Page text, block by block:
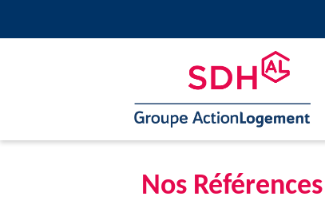
Nos Références